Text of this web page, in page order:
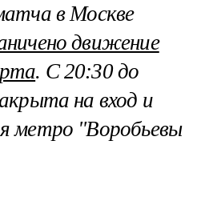
в Москве
движение
. С 20:30 до
на вход и
метро "Воробьевы